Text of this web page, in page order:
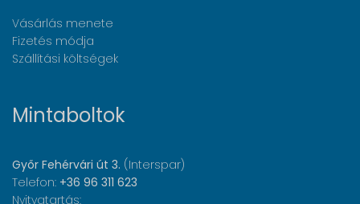
Vásárlás menete
Fizetés módja
Szállítási költségek
Mintaboltok
Győr Fehérvári út 3. (Interspar)
Telefon: +36 96 311 623
Nyitvatartás: